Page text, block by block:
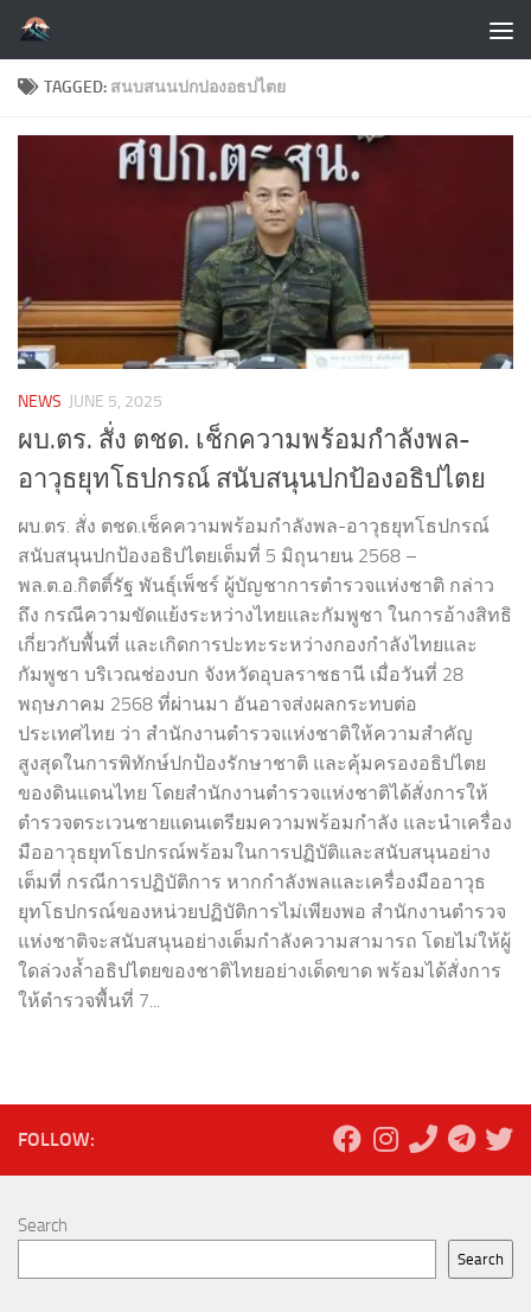
Skip to content
TAGGED: สนบสนนปกปองอธปไตย
NEWS JUNE 5, 2025
ผบ.ตร. สั่ง ตชด. เช็กความพร้อมกำลังพล-
อาวุธยุทโธปกรณ์ สนับสนุนปกป้องอธิปไตย
ผบ.ตร. สั่ง ตชด.เช็คความพร้อมกำลังพล-อาวุธยุทโธปกรณ์
สนับสนุนปกป้องอธิปไตยเต็มที่ 5 มิถุนายน 2568 –
พล.ต.อ.กิตติ์รัฐ พันธุ์เพ็ชร์ ผู้บัญชาการตำรวจแห่งชาติ กล่าว
ถึง กรณีความขัดแย้งระหว่างไทยและกัมพูชา ในการอ้างสิทธิ
เกี่ยวกับพื้นที่ และเกิดการปะทะระหว่างกองกำลังไทยและ
กัมพูชา บริเวณช่องบก จังหวัดอุบลราชธานี เมื่อวันที่ 28
พฤษภาคม 2568 ที่ผ่านมา อันอาจส่งผลกระทบต่อ
ประเทศไทย ว่า สำนักงานตำรวจแห่งชาติให้ความสำคัญ
สูงสุดในการพิทักษ์ปกป้องรักษาชาติ และคุ้มครองอธิปไตย
ของดินแดนไทย โดยสำนักงานตำรวจแห่งชาติได้สั่งการให้
ตำรวจตระเวนชายแดนเตรียมความพร้อมกำลัง และนำเครื่อง
มืออาวุธยุทโธปกรณ์พร้อมในการปฏิบัติและสนับสนุนอย่าง
เต็มที่ กรณีการปฏิบัติการ หากกำลังพลและเครื่องมืออาวุธ
ยุทโธปกรณ์ของหน่วยปฏิบัติการไม่เพียงพอ สำนักงานตำรวจ
แห่งชาติจะสนับสนุนอย่างเต็มกำลังความสามารถ โดยไม่ให้ผู้
ใดล่วงล้ำอธิปไตยของชาติไทยอย่างเด็ดขาด พร้อมได้สั่งการ
ให้ตำรวจพื้นที่ 7...
FOLLOW:
Search
Search